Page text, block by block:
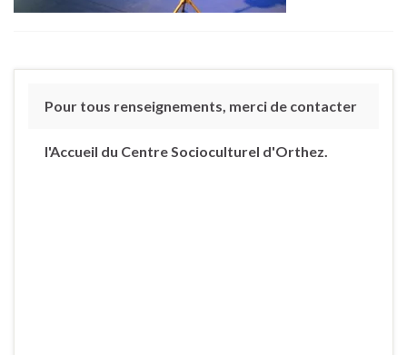
Pour tous renseignements, merci de contacter
l'Accueil du Centre Socioculturel d'Orthez.